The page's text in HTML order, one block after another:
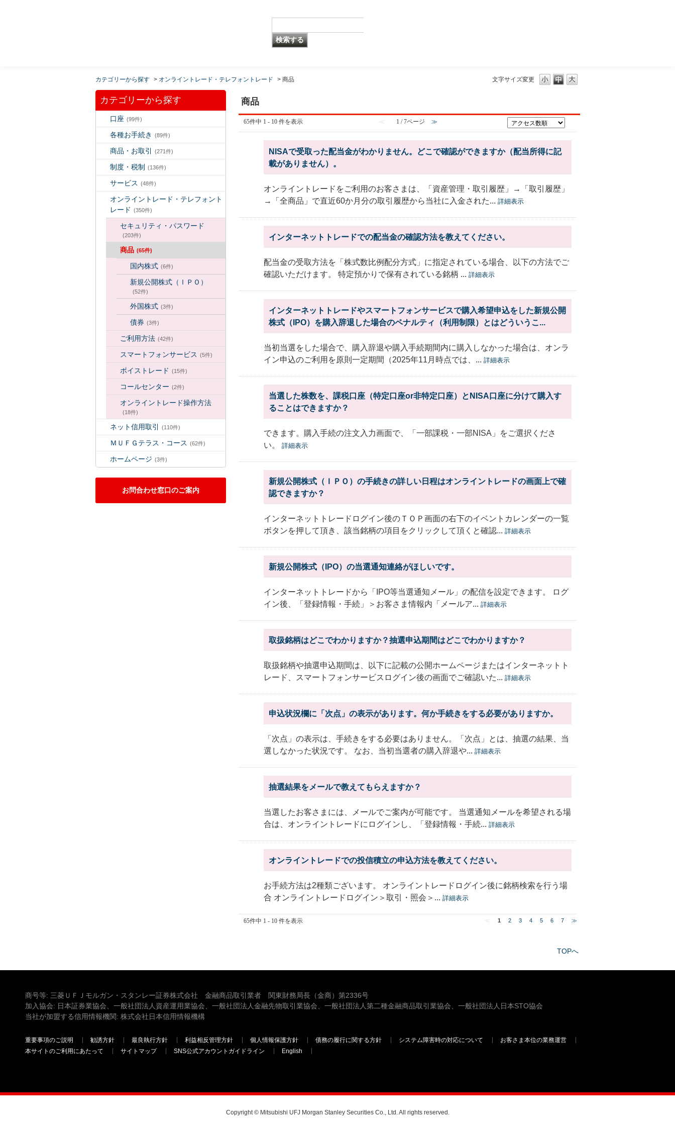
文字サイズ変更
カテゴリーから探す > オンライントレード・テレフォントレード > 商品
カテゴリーから探す
口座 (99件)
各種お手続き (89件)
商品・お取引 (271件)
制度・税制 (136件)
サービス (48件)
オンライントレード・テレフォント
レード (350件)
セキュリティ・パスワード
(203件)
商品 (65件)
国内株式 (6件)
新規公開株式（ＩＰＯ）
(52件)
外国株式 (3件)
債券 (3件)
ご利用方法 (42件)
スマートフォンサービス (5件)
ボイストレード (15件)
コールセンター (2件)
オンライントレード操作方法
(18件)
ネット信用取引 (110件)
ＭＵＦＧテラス・コース (62件)
ホームページ (3件)
お問合わせ窓口のご案内
商品
65件中 1 - 10 件を表示 ≪ 1 / 7ページ ≫
NISAで受取った配当金がわかりません。どこで確認ができますか（配当所得に記
載がありません）。
オンライントレードをご利用のお客さまは、「資産管理・取引履歴」→「取引履歴」
→「全商品」で直近60か月分の取引履歴から当社に入金された... 詳細表示
インターネットトレードでの配当金の確認方法を教えてください。
配当金の受取方法を「株式数比例配分方式」に指定されている場合、以下の方法でご
確認いただけます。 特定預かりで保有されている銘柄 ... 詳細表示
インターネットトレードやスマートフォンサービスで購入希望申込をした新規公開
株式（IPO）を購入辞退した場合のペナルティ（利用制限）とはどういうこ...
当初当選をした場合で、購入辞退や購入手続期間内に購入しなかった場合は、オンラ
イン申込のご利用を原則一定期間（2025年11月時点では、... 詳細表示
当選した株数を、課税口座（特定口座or非特定口座）とNISA口座に分けて購入す
ることはできますか？
できます。購入手続の注文入力画面で、「一部課税・一部NISA」をご選択くださ
い。
詳細表示
新規公開株式（ＩＰＯ）の手続きの詳しい日程はオンライントレードの画面上で確
認できますか？
インターネットトレードログイン後のＴＯＰ画面の右下のイベントカレンダーの一覧
ボタンを押して頂き、該当銘柄の項目をクリックして頂くと確認... 詳細表示
新規公開株式（IPO）の当選通知連絡がほしいです。
インターネットトレードから「IPO等当選通知メール」の配信を設定できます。 ログ
イン後、「登録情報・手続」＞お客さま情報内「メールア... 詳細表示
取扱銘柄はどこでわかりますか？抽選申込期間はどこでわかりますか？
取扱銘柄や抽選申込期間は、以下に記載の公開ホームページまたはインターネットト
レード、スマートフォンサービスログイン後の画面でご確認いた... 詳細表示
申込状況欄に「次点」の表示があります。何か手続きをする必要がありますか。
「次点」の表示は、手続きをする必要はありません。「次点」とは、抽選の結果、当
選しなかった状況です。 なお、当初当選者の購入辞退や... 詳細表示
抽選結果をメールで教えてもらえますか？
当選したお客さまには、メールでご案内が可能です。 当選通知メールを希望される場
合は、オンライントレードにログインし、「登録情報・手続... 詳細表示
オンライントレードでの投信積立の申込方法を教えてください。
お手続方法は2種類ございます。 オンライントレードログイン後に銘柄検索を行う場
合 オンライントレードログイン＞取引・照会＞... 詳細表示
65件中 1 - 10 件を表示 1 2 3 4 5 6 7 ≫
TOPへ
商号等: 三菱ＵＦＪモルガン・スタンレー証券株式会社 金融商品取引業者 関東財務局長（金商）第2336号
加入協会: 日本証券業協会、一般社団法人資産運用業協会、一般社団法人金融先物取引業協会、一般社団法人第二種金融商品取引業協会、一般社団法人日本STO協会
当社が加盟する信用情報機関: 株式会社日本信用情報機構
重要事項のご説明 勧誘方針 最良執行方針 利益相反管理方針 個人情報保護方針 債務の履行に関する方針 システム障害時の対応について
お客さま本位の業務運営
本サイトのご利用にあたって
サイトマップ SNS公式アカウントガイドライン English
Copyright © Mitsubishi UFJ Morgan Stanley Securities Co., Ltd. All rights reserved.